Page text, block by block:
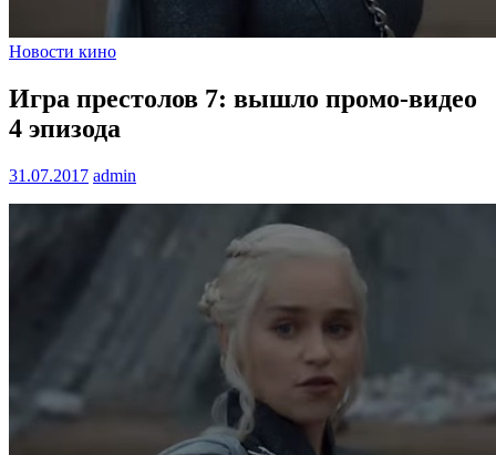
Новости кино
Игра престолов 7: вышло промо-видео
4 эпизода
31.07.2017 admin